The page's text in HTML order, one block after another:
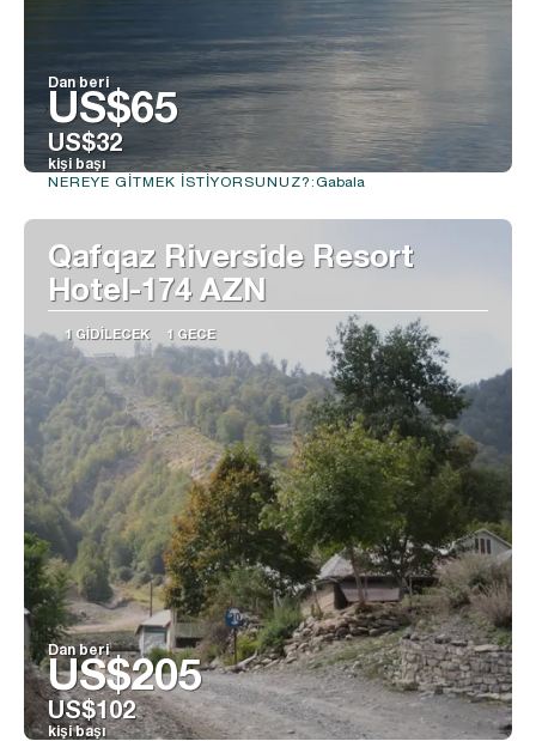
Dan beri
US$65
US$32
kişi başı
NEREYE GITMEK ISTIYORSUNUZ?: Gabala
Qafqaz Riverside Resort
Hotel-174 AZN
1 GIDILECEK 1 GECE
Dan beri
US$205
US$102
kişi başı